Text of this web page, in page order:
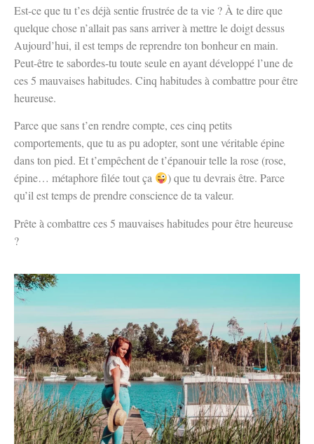
Est-ce que tu t’es déjà sentie frustrée de ta vie ? À te dire que
quelque chose n’allait pas sans arriver à mettre le doigt dessus
Aujourd’hui, il est temps de reprendre ton bonheur en main.
Peut-être te sabordes-tu toute seule en ayant développé l’une de
ces 5 mauvaises habitudes. Cinq habitudes à combattre pour être
heureuse.
Parce que sans t’en rendre compte, ces cinq petits
comportements, que tu as pu adopter, sont une véritable épine
dans ton pied. Et t’empêchent de t’épanouir telle la rose (rose,
épine… métaphore filée tout ça
) que tu devrais être. Parce
qu’il est temps de prendre conscience de ta valeur.
Prête à combattre ces 5 mauvaises habitudes pour être heureuse
?